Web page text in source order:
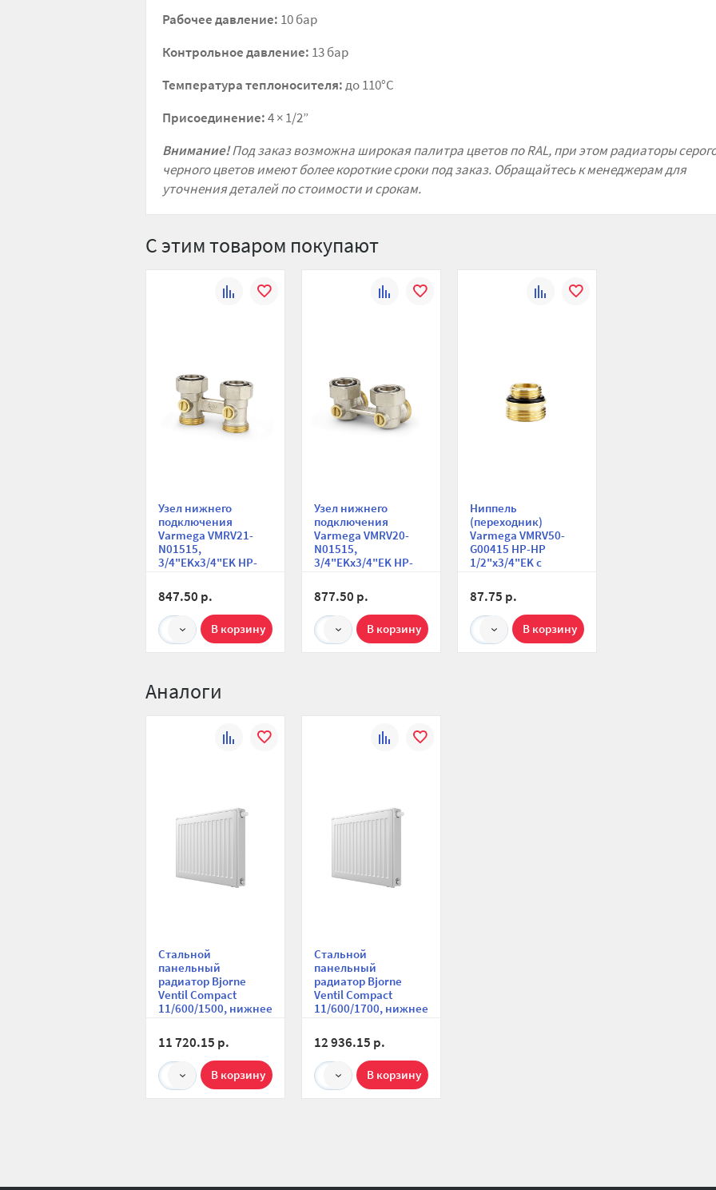
Рабочее давление: 10 бар
Контрольное давление: 13 бар
Температура теплоносителя:до 110°С
Присоединение:4 × 1/2”
Внимание!Под заказ возможна широкая палитра цветов по RAL, при этом радиаторы
черного цветов имеют более короткие сроки под заказ. Обращайтесь к менеджерам для
уточнения деталей по стоимости и срокам.
С этим товаром покупают
Узел нижнего
подключения
Varmega VMRV21-
N01515,
3/4"EKх3/4"EK НР-
двухтрубных систем
847.50 р.
1
Узел нижнего
подключения
Varmega VMRV20-
N01515,
3/4"EKх3/4"EK НР-
двухтрубных систем
877.50 р.
1
Ниппель
(переходник)
Varmega VMRV50-
G00415 НР-НР
1/2"х3/4"EK с
для узлов нижнего
подключения,
комплект 1 шт.
87.75 р.
1
Аналоги
Стальной
панельный
радиатор Bjorne
Ventil Compact
11/600/1500, нижнее
подключение
11 720.15 р.
1
Стальной
панельный
радиатор Bjorne
Ventil Compact
11/600/1700, нижнее
подключение
12 936.15 р.
1